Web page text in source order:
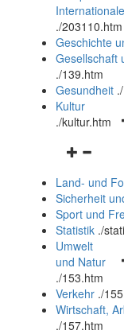
./203110.htm
Geschichte
Gesellschaft
./139.htm
Gesundheit .
Kultur
./kultur.htm
und
schließen
Land- und
Sicherheit
Sport und
Statistik ./
Umwelt
und Natur
./153.htm
Verkehr ./
Wirtschaft,
./157.htm